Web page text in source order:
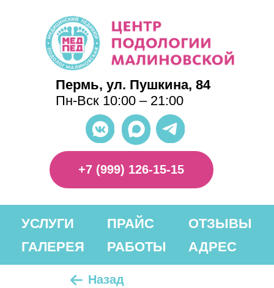
+7 (999) 126-15-15
Пермь, ул. Пушкина, 84
Пн-Вск 10:00 – 21:00
УСЛУГИ
ГАЛЕРЕЯ РАБОТЫ АДРЕС
Назад